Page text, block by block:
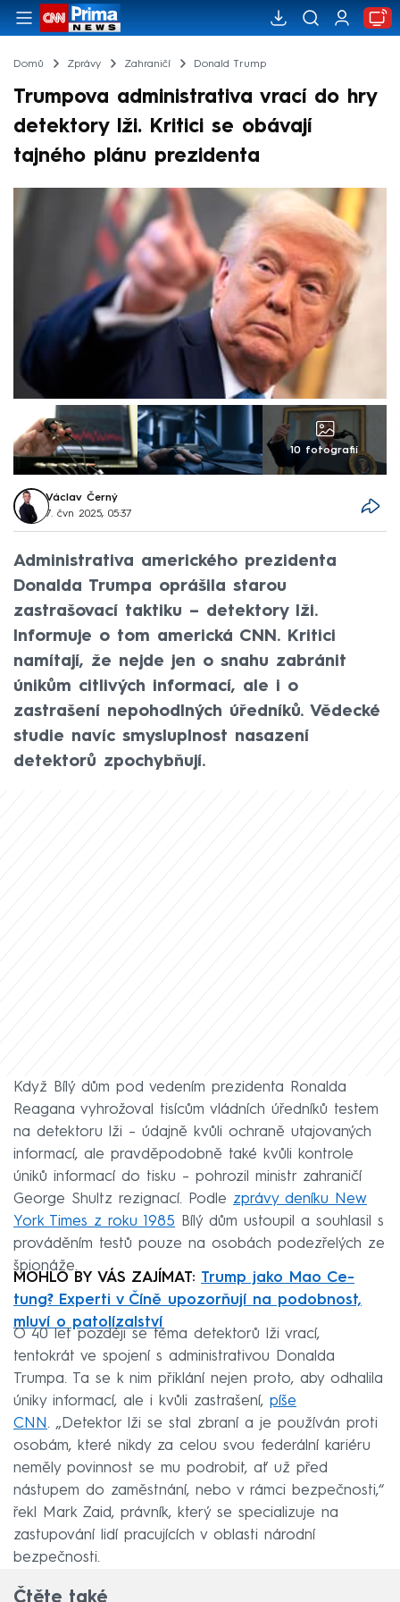
Domů Zprávy Zahraničí Donald Trump
Trumpova administrativa vrací do hry
detektory lži. Kritici se obávají
tajného plánu prezidenta
10 fotografií
Václav Černý
7. čvn 2025, 05:37
Administrativa amerického prezidenta
Donalda Trumpa oprášila starou
zastrašovací taktiku – detektory lži.
Informuje o tom americká CNN. Kritici
namítají, že nejde jen o snahu zabránit
únikům citlivých informací, ale i o
zastrašení nepohodlných úředníků. Vědecké
studie navíc smysluplnost nasazení
detektorů zpochybňují.
Když Bílý dům pod vedením prezidenta Ronalda
Reagana vyhrožoval tisícům vládních úředníků testem
na detektoru lži – údajně kvůli ochraně utajovaných
informací, ale pravděpodobně také kvůli kontrole
úniků informací do tisku – pohrozil ministr zahraničí
George Shultz rezignací. Podle zprávy deníku New
York Times z roku 1985 Bílý dům ustoupil a souhlasil s
prováděním testů pouze na osobách podezřelých ze
špionáže.
MOHLO BY VÁS ZAJÍMAT: Trump jako Mao Ce-
tung? Experti v Číně upozorňují na podobnost,
mluví o patolízalství
O 40 let později se téma detektorů lži vrací,
tentokrát ve spojení s administrativou Donalda
Trumpa. Ta se k nim přiklání nejen proto, aby odhalila
úniky informací, ale i kvůli zastrašení, píše
CNN. „Detektor lži se stal zbraní a je používán proti
osobám, které nikdy za celou svou federální kariéru
neměly povinnost se mu podrobit, ať už před
nástupem do zaměstnání, nebo v rámci bezpečnosti,“
řekl Mark Zaid, právník, který se specializuje na
zastupování lidí pracujících v oblasti národní
bezpečnosti.